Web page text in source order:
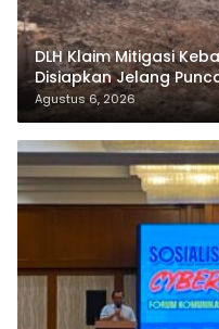
DLH Klaim Mitigasi
Disiapkan Jelang
Agustus 6, 2026